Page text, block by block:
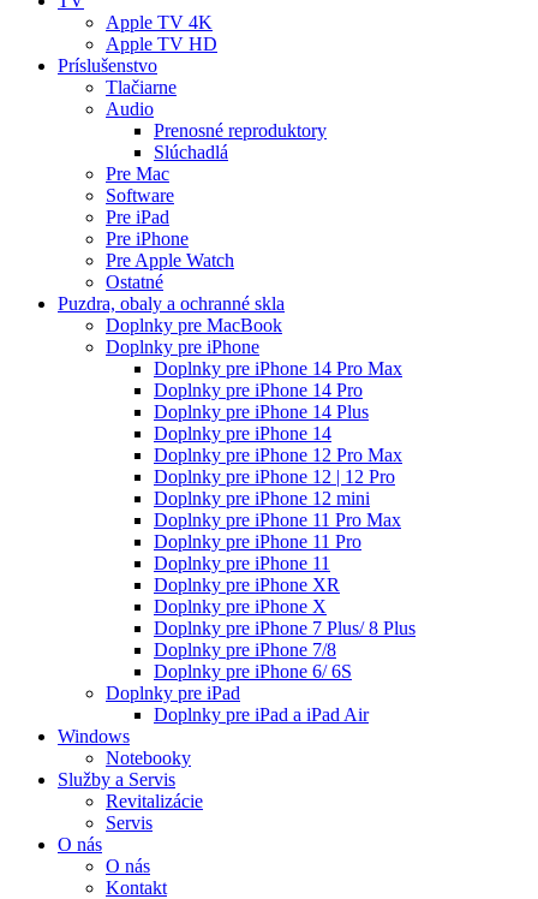
Apple TV 4K
Apple TV HD
Príslušenstvo
Tlačiarne
Audio
Prenosné reproduktory
Slúchadlá
Pre Mac
Software
Pre iPad
Pre iPhone
Pre Apple Watch
Ostatné
Puzdra, obaly a ochranné skla
Doplnky pre MacBook
Doplnky pre iPhone
Doplnky pre iPhone 14 Pro Max
Doplnky pre iPhone 14 Pro
Doplnky pre iPhone 14 Plus
Doplnky pre iPhone 14
Doplnky pre iPhone 12 Pro Max
Doplnky pre iPhone 12 | 12 Pro
Doplnky pre iPhone 12 mini
Doplnky pre iPhone 11 Pro Max
Doplnky pre iPhone 11 Pro
Doplnky pre iPhone 11
Doplnky pre iPhone XR
Doplnky pre iPhone X
Doplnky pre iPhone 7 Plus/ 8 Plus
Doplnky pre iPhone 7/8
Doplnky pre iPhone 6/ 6S
Doplnky pre iPad
Doplnky pre iPad a iPad Air
Windows
Notebooky
Služby a Servis
Revitalizácie
Servis
O nás
O nás
Kontakt